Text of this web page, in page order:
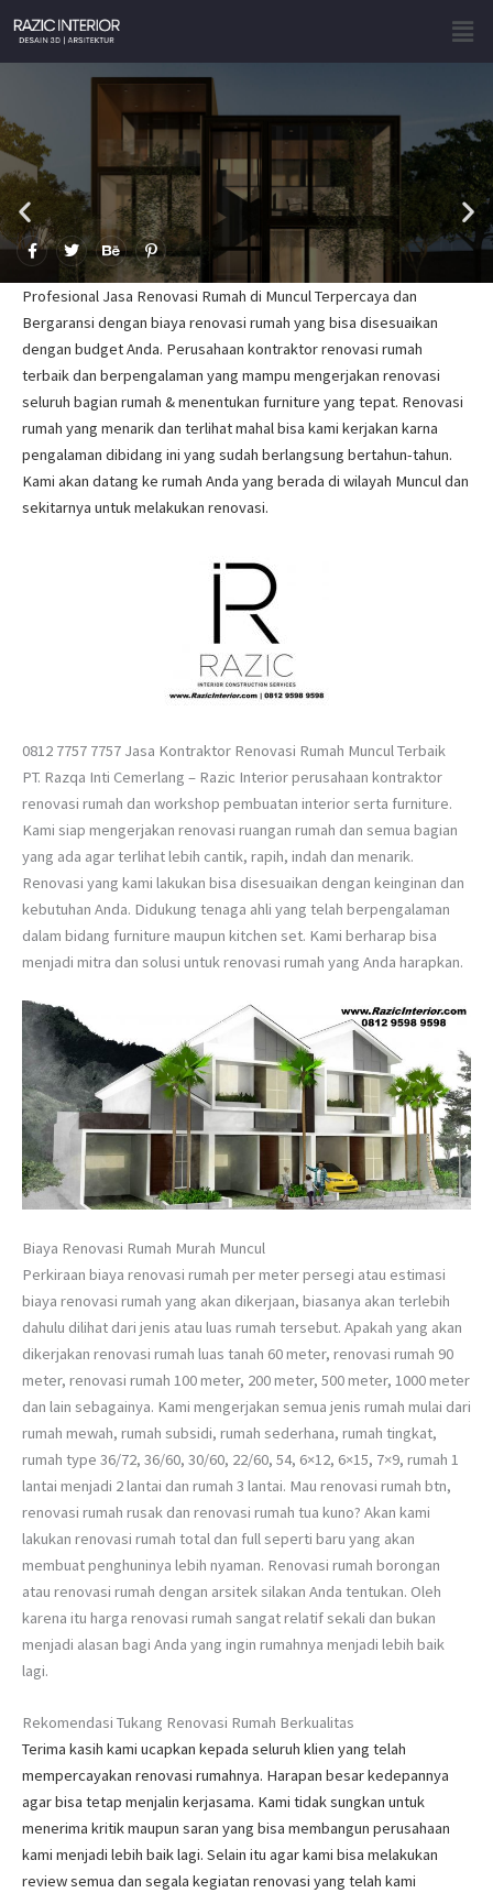
content
F
a
e
b
o
k
f
T
w
t
t
e
B
e
h
a
n
c
P
i
n
t
e
r
s
-
p
Profesional Jasa Renovasi Rumah di Muncul Terpercaya dan
Bergaransi dengan biaya renovasi rumah yang bisa disesuaikan
dengan budget Anda. Perusahaan kontraktor renovasi rumah
terbaik dan berpengalaman yang mampu mengerjakan renovasi
seluruh bagian rumah & menentukan furniture yang tepat. Renovasi
rumah yang menarik dan terlihat mahal bisa kami kerjakan karna
pengalaman dibidang ini yang sudah berlangsung bertahun-tahun.
Kami akan datang ke rumah Anda yang berada di wilayah Muncul dan
sekitarnya untuk melakukan renovasi.
0812 7757 7757 Jasa Kontraktor Renovasi Rumah Muncul Terbaik
PT. Razqa Inti Cemerlang – Razic Interior perusahaan kontraktor
renovasi rumah dan workshop pembuatan interior serta furniture.
Kami siap mengerjakan renovasi ruangan rumah dan semua bagian
yang ada agar terlihat lebih cantik, rapih, indah dan menarik.
Renovasi yang kami lakukan bisa disesuaikan dengan keinginan dan
kebutuhan Anda. Didukung tenaga ahli yang telah berpengalaman
dalam bidang furniture maupun kitchen set. Kami berharap bisa
menjadi mitra dan solusi untuk renovasi rumah yang Anda harapkan.
Biaya Renovasi Rumah Murah Muncul
Perkiraan biaya renovasi rumah per meter persegi atau estimasi
biaya renovasi rumah yang akan dikerjaan, biasanya akan terlebih
dahulu dilihat dari jenis atau luas rumah tersebut. Apakah yang akan
dikerjakan renovasi rumah luas tanah 60 meter, renovasi rumah 90
meter, renovasi rumah 100 meter, 200 meter, 500 meter, 1000 meter
dan lain sebagainya. Kami mengerjakan semua jenis rumah mulai dari
rumah mewah, rumah subsidi, rumah sederhana, rumah tingkat,
rumah type 36/72, 36/60, 30/60, 22/60, 54, 6×12, 6×15, 7×9, rumah 1
lantai menjadi 2 lantai dan rumah 3 lantai. Mau renovasi rumah btn,
renovasi rumah rusak dan renovasi rumah tua kuno? Akan kami
lakukan renovasi rumah total dan full seperti baru yang akan
membuat penghuninya lebih nyaman. Renovasi rumah borongan
atau renovasi rumah dengan arsitek silakan Anda tentukan. Oleh
karena itu harga renovasi rumah sangat relatif sekali dan bukan
menjadi alasan bagi Anda yang ingin rumahnya menjadi lebih baik
lagi.
Rekomendasi Tukang Renovasi Rumah Berkualitas
Terima kasih kami ucapkan kepada seluruh klien yang telah
mempercayakan renovasi rumahnya. Harapan besar kedepannya
agar bisa tetap menjalin kerjasama. Kami tidak sungkan untuk
menerima kritik maupun saran yang bisa membangun perusahaan
kami menjadi lebih baik lagi. Selain itu agar kami bisa melakukan
review semua dan segala kegiatan renovasi yang telah kami